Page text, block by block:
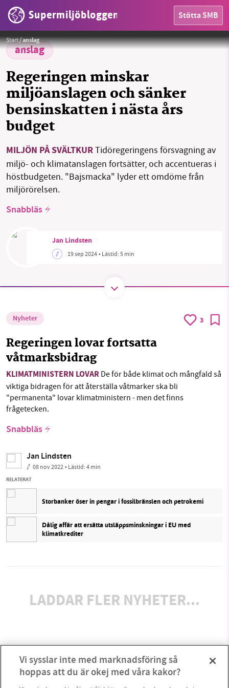
Supermiljöbloggen Stötta SMB
HEM
OMRÅDEN
MILJÖFAKTA
OM OSS
Sök Sparade inlägg
Facebook Instagram BlueSky
Start/anslag
anslag
Regeringen minskar
miljöanslagen och sänker
bensinskatten i nästa års
budget
MILJÖN PÅ SVÄLTKURTidöregeringens försvagning av
miljö- och klimatanslagen fortsätter, och accentueras i
höstbudgeten. "Bajsmacka" lyder ett omdöme från
miljörörelsen.
Snabbläs
Jan Lindsten
19 sep 2024• Lästid:5 min
Foto: Supermiljöbloggen
Nyheter 3
Regeringen lovar fortsatta
våtmarksbidrag
KLIMATMINISTERN LOVAR De för både klimat och mångfald så
viktiga bidragen för att återställa våtmarker ska bli
"permanenta" lovar klimatministern - men det finns
frågetecken.
Snabbläs
Jan Lindsten
08 nov 2022• Lästid:4 min
RELATERAT
Storbanker öser in pengar i fossilbränslen och petrokemi
Dålig affär att ersätta utsläppsminskningar i EU med
klimatkrediter
LADDAR FLER NYHETER...
starten 2010 har vår ideella redaktion drivit
nyhetsbevakning och granskningar. Nu vill vi
utveckla vårt arbete – och vi hoppas att du
vill hjälpa oss.
Stötta vårt arbete genom att swisha en slant till
1231368703
Vi sysslar inte med marknadsföring så
hoppas att du är okej med våra kakor?